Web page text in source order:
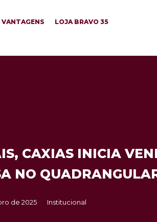
VANTAGENS LOJA BRAVO 35
CAXIAS INICIA
NO
de 2025 Institucional